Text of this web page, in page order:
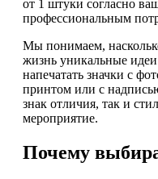
от 1 штуки согласно
профессиональным
Мы понимаем,
жизнь уникальные
напечатать значки с
принтом или с
знак отличия, так и
мероприятие.
Почему